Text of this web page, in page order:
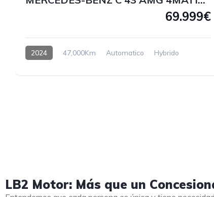
69.999€
2024 47,000Km Automatico Hybrido
LB2 Motor: Más que un